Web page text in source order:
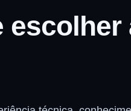
escolher